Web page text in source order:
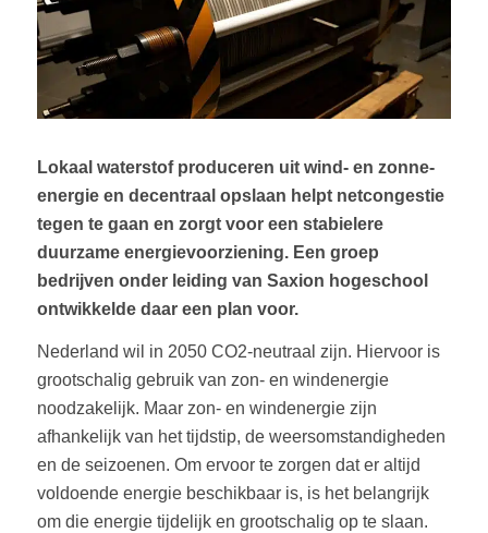
Lokaal waterstof produceren uit wind- en zonne-
energie en decentraal opslaan helpt netcongestie
tegen te gaan en zorgt voor een stabielere
duurzame energievoorziening. Een groep
bedrijven onder leiding van Saxion hogeschool
ontwikkelde daar een plan voor.
Nederland wil in 2050 CO2-neutraal zijn. Hiervoor is
grootschalig gebruik van zon- en windenergie
noodzakelijk. Maar zon- en windenergie zijn
afhankelijk van het tijdstip, de weersomstandigheden
en de seizoenen. Om ervoor te zorgen dat er altijd
voldoende energie beschikbaar is, is het belangrijk
om die energie tijdelijk en grootschalig op te slaan.